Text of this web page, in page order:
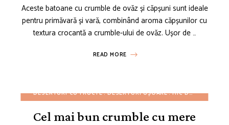
Aceste batoane cu crumble de ovăz și căpșuni sunt ideale
pentru primăvară și vară, combinând aroma căpșunilor cu
textura crocantă a crumble-ului de ovăz. Ușor de …
READ MORE
DESERTURI CU FRUCTE DESERTURI UȘOARE MIC DEJUN
Cel mai bun crumble cu mere